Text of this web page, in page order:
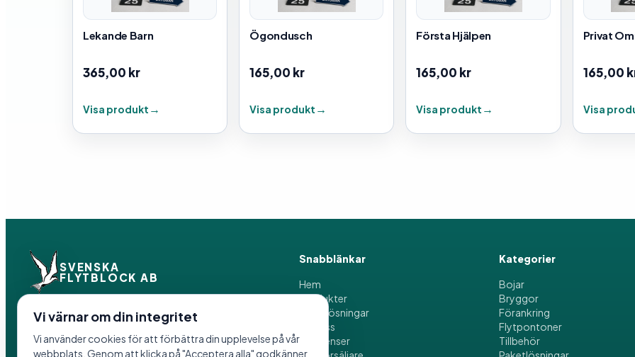
Vi värnar om din integritet
Vi använder cookies för att förbättra din upplevelse på vår
webbplats. Genom att klicka på "Acceptera alla" godkänner
Lekande Barn
365,00 kr
Visa produkt
Ögondusch
165,00 kr
Visa produkt
Första Hjälpen
165,00 kr
Visa produkt
Privat
165,00
Visa
SVENSKA
FLYTBLOCK AB
Vi tillverkar flytprodukter och
Snabblänkar
Hem
Produkter
Paketlösningar
Om oss
Referenser
Kategorier
Bojar
Bryggor
Förankring
Flytpontoner
Tillbehör